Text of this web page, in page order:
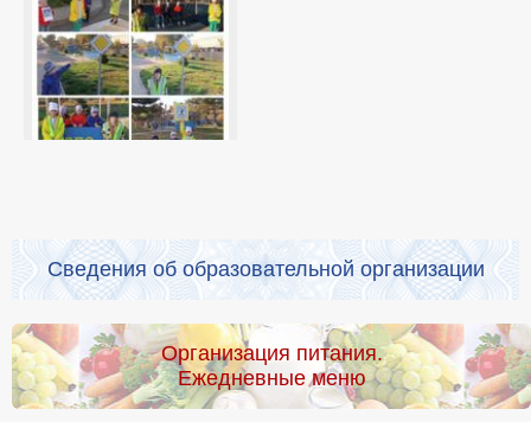
Сведения об образовательной организации
Организация питания.
Ежедневные меню